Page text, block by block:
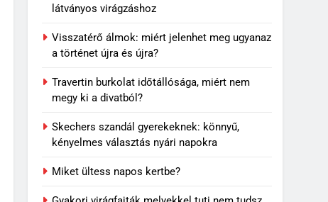
látványos virágzáshoz
Visszatérő álmok: miért jelenhet meg ugyanaz
a történet újra és újra?
Travertin burkolat időtállósága, miért nem
megy ki a divatból?
Skechers szandál gyerekeknek: könnyű,
kényelmes választás nyári napokra
Miket ültess napos kertbe?